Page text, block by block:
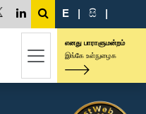
E | සි |
எனது பாராளுமன்றம்
இங்கே உள்நுழைக